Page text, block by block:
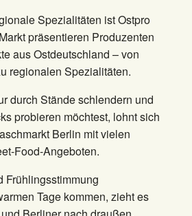
Spezialitäten ist Ostpro
präsentieren Produzenten
aus Ostdeutschland – von
regionalen Spezialitäten.
durch Stände schlendern und
probieren möchtest, lohnt sich
Berlin mit vielen
Food-Angeboten.
Frühlingsstimmung
Tage kommen, zieht es